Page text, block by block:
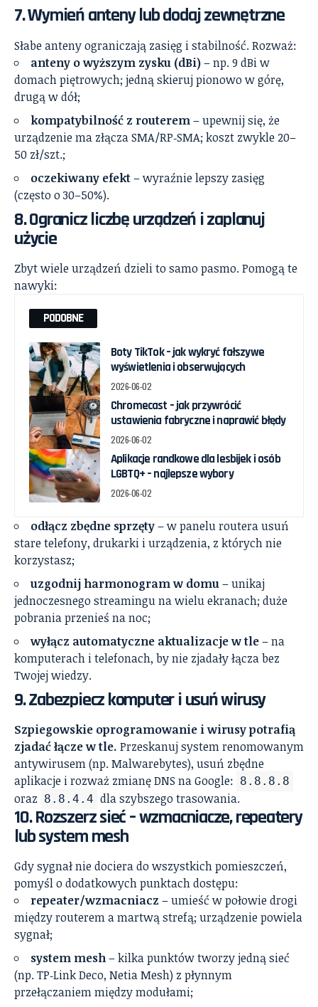
7. Wymień anteny lub dodaj zewnętrzne
Słabe anteny ograniczają zasięg i stabilność. Rozważ:
anteny o wyższym zysku (dBi)– np. 9 dBi w
domach piętrowych; jedną skieruj pionowo w górę,
drugą w dół;
kompatybilność z routerem– upewnij się, że
urządzenie ma złącza SMA/RP‑SMA; koszt zwykle 20–
50 zł/szt.;
oczekiwany efekt– wyraźnie lepszy zasięg
(często o 30–50%).
8. Ogranicz liczbę urządzeń i zaplanuj
użycie
Zbyt wiele urządzeń dzieli to samo pasmo. Pomogą te
nawyki:
PODOBNE
Boty TikTok – jak wykryć fałszywe
wyświetlenia i obserwujących
2026-06-02
Chromecast – jak przywrócić
ustawienia fabryczne i naprawić błędy
2026-06-02
Aplikacje randkowe dla lesbijek i osób
LGBTQ+ – najlepsze wybory
2026-06-02
odłącz zbędne sprzęty– w panelu routera usuń
stare telefony, drukarki i urządzenia, z których nie
korzystasz;
uzgodnij harmonogram w domu– unikaj
jednoczesnego streamingu na wielu ekranach; duże
pobrania przenieś na noc;
wyłącz automatyczne aktualizacje w tle– na
komputerach i telefonach, by nie zjadały łącza bez
Twojej wiedzy.
9. Zabezpiecz komputer i usuń wirusy
Szpiegowskie oprogramowanie i wirusy potrafią
zjadać łącze w tle. Przeskanuj system renomowanym
antywirusem (np. Malwarebytes), usuń zbędne
aplikacje i rozważ zmianę DNS na Google: 8.8.8.8
oraz 8.8.4.4 dla szybszego trasowania.
10. Rozszerz sieć – wzmacniacze, repeatery
lub system mesh
Gdy sygnał nie dociera do wszystkich pomieszczeń,
pomyśl o dodatkowych punktach dostępu:
repeater/wzmacniacz – umieść w połowie drogi
między routerem a martwą strefą; urządzenie powiela
sygnał;
system mesh– kilka punktów tworzy jedną sieć
(np. TP‑Link Deco, Netia Mesh) z płynnym
przełączaniem między modułami;